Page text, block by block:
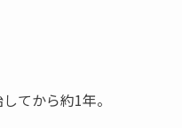
てから約1年。